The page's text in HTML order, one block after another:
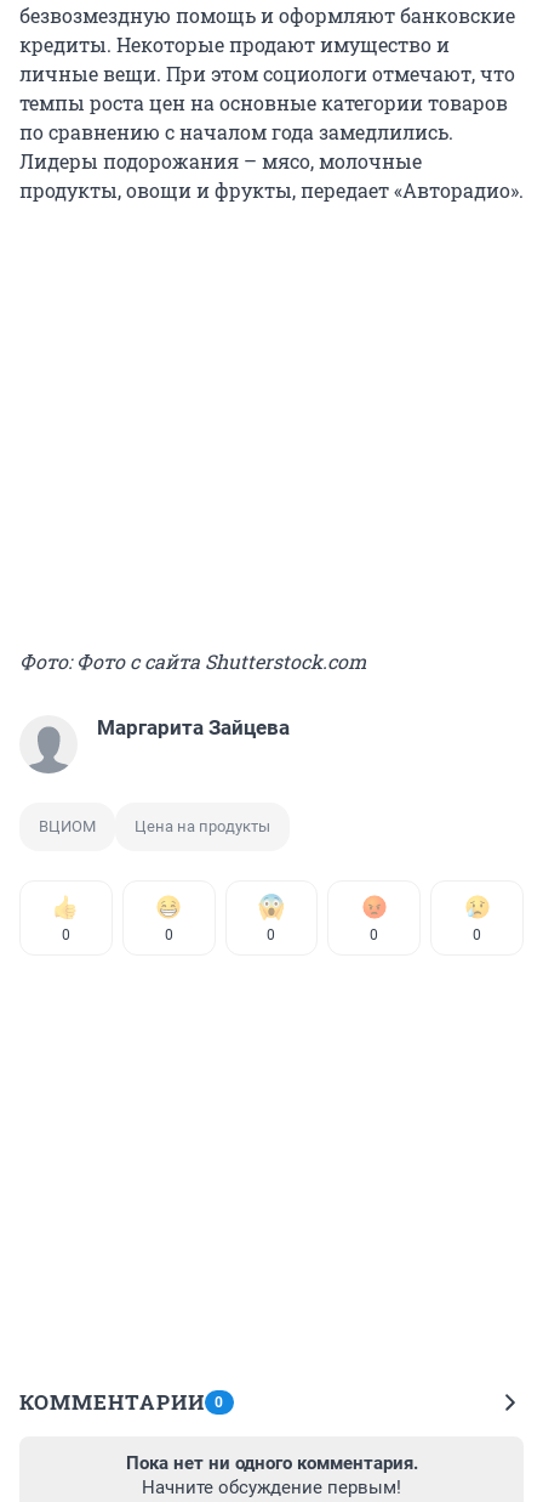
безвозмездную помощь и оформляют банковские
кредиты. Некоторые продают имущество и
личные вещи. При этом социологи отмечают, что
темпы роста цен на основные категории товаров
по сравнению с началом года замедлились.
Лидеры подорожания – мясо, молочные
продукты, овощи и фрукты, передает «Авторадио».
Фото: Фото с сайта Shutterstock.com
Маргарита Зайцева
ВЦИОМ Цена на продукты
0 0 0 0 0
КОММЕНТАРИИ 0
Пока нет ни одного комментария.
Начните обсуждение первым!